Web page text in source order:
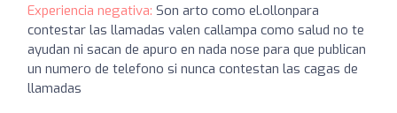
Experiencia negativa: Son arto como el.ollonpara
contestar las llamadas valen callampa como salud no te
ayudan ni sacan de apuro en nada nose para que publican
un numero de telefono si nunca contestan las cagas de
llamadas